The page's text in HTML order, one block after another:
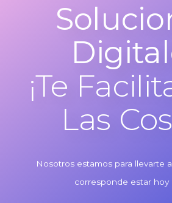
¡Te
Las
Nosotros estamos para llevarte
corresponde estar hoy